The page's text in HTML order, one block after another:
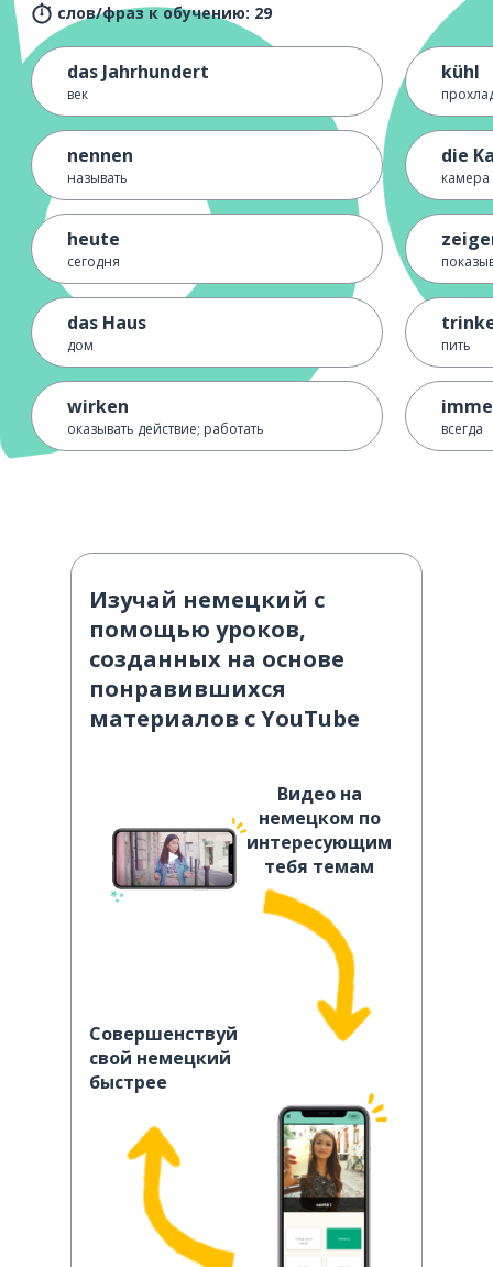
слов/фраз к обучению: 29
das Jahrhundert
век
nennen
называть
heute
сегодня
das Haus
дом
wirken
оказывать действие; работать
kühl
die
камера
пить
всегда
Изучай немецкий с
помощью уроков,
созданных на основе
понравившихся
материалов с YouTube
Видео на
немецком по
интересующим
тебя темам
Совершенствуй
свой немецкий
быстрее